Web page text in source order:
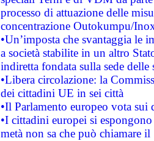
processo di attuazione delle
concentrazione Outokumpu/
•Un’imposta che svantaggia le
a società stabilite in un altro
indiretta fondata sulla sede delle
•Libera circolazione: la
dei cittadini UE in sei città
•Il Parlamento europeo vota sui
•I cittadini europei si
metà non sa che può chiamare